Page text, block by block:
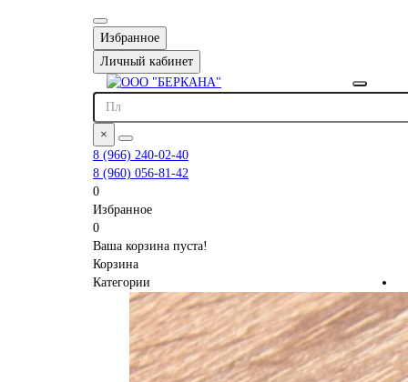
Избранное
Личный кабинет
×
8 (966) 240-02-40
8 (960) 056-81-42
0
Избранное
0
Ваша корзина пуста!
Корзина
Категории